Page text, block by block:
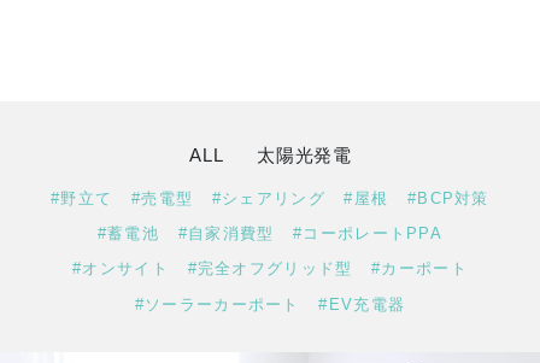
ALL 太陽光発電
#野立て #売電型 #シェアリング #屋根
#BCP対策
#蓄電池
#自家消費型
#コーポレートPPA
#オンサイト
#完全オフグリッド型
#カーポート
#ソーラーカーポート
#EV充電器